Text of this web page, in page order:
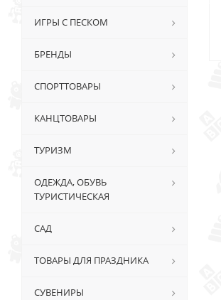
ИГРЫ С ПЕСКОМ
БРЕНДЫ
СПОРТТОВАРЫ
КАНЦТОВАРЫ
ТУРИЗМ
ОДЕЖДА, ОБУВЬ
ТУРИСТИЧЕСКАЯ
САД
ТОВАРЫ ДЛЯ ПРАЗДНИКА
СУВЕНИРЫ